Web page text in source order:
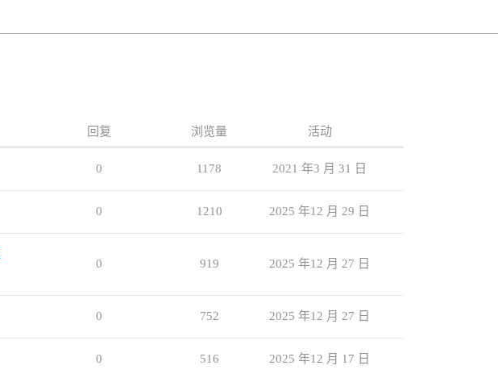
回复 浏览量 活动
0 1178 2021 年3 月 31 日
0 1210 2025 年12 月 29 日
0 919 2025 年12 月 27 日
0 752 2025 年12 月 27 日
0 516 2025 年12 月 17 日